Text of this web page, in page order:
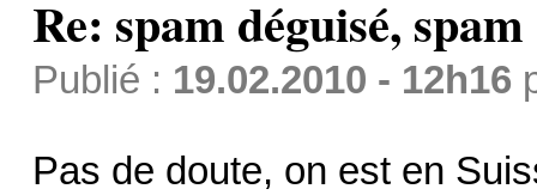
Re: spam déguisé,
Publié : 19.02.2010 - 12h16
Pas de doute, on est en